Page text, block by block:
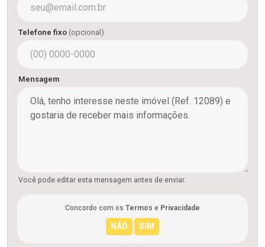
Telefone fixo (opcional)
Mensagem
Você pode editar esta mensagem antes de enviar.
Concordo com os Termos e Privacidade